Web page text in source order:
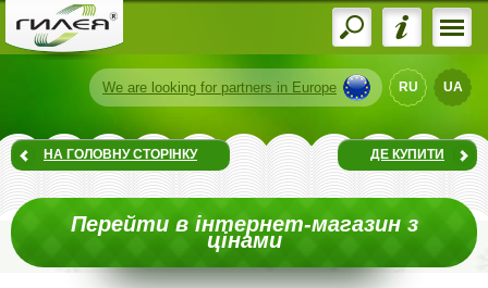
We are looking for partners in Europe RU UA
НА ГОЛОВНУ СТОРІНКУ
Перейти в інтернет-магазин з
цінами
ДЕ КУПИТИ